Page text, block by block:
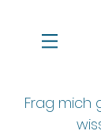
Frag mich